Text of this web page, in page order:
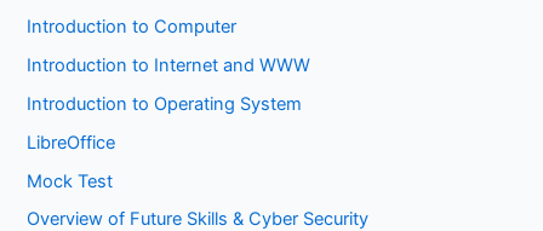
Introduction to Computer
Introduction to Internet and WWW
Introduction to Operating System
LibreOffice
Mock Test
Overview of Future Skills & Cyber Security